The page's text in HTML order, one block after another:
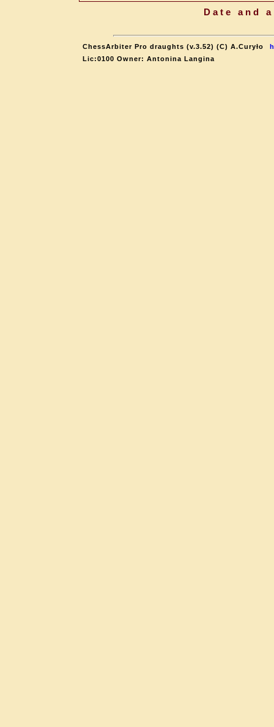
Date and
ChessArbiter Pro draughts (v.3.52) (C) A.Curyło
Lic:0100 Owner: Antonina Langina